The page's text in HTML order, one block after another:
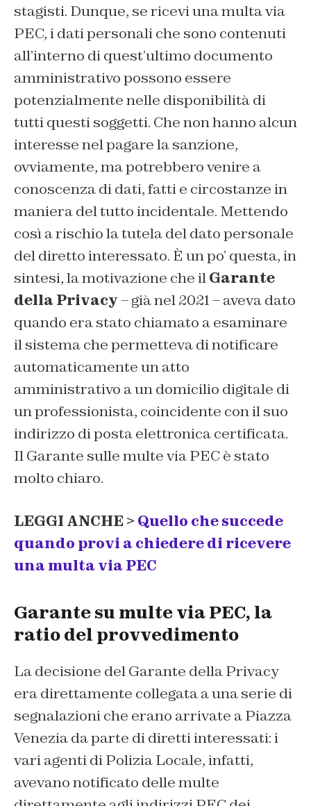
stagisti. Dunque, se ricevi una multa via
PEC, i dati personali che sono contenuti
all’interno di quest’ultimo documento
amministrativo possono essere
potenzialmente nelle disponibilità di
tutti questi soggetti. Che non hanno alcun
interesse nel pagare la sanzione,
ovviamente, ma potrebbero venire a
conoscenza di dati, fatti e circostanze in
maniera del tutto incidentale. Mettendo
così a rischio la tutela del dato personale
del diretto interessato. È un po’ questa, in
sintesi, la motivazione che ilGarante
della Privacy– già nel 2021 – aveva dato
quando era stato chiamato a esaminare
il sistema che permetteva di notificare
automaticamente un atto
amministrativo a un domicilio digitale di
un professionista, coincidente con il suo
indirizzo di posta elettronica certificata.
Il Garante sulle multe via PEC è stato
molto chiaro.
LEGGI ANCHE > Quello che succede
quando provi a chiedere di ricevere
una multa via PEC
Garante su multe via PEC, la
ratiodel provvedimento
La decisione del Garante della Privacy
era direttamente collegata a una serie di
segnalazioni che erano arrivate a Piazza
Venezia da parte di diretti interessati: i
vari agenti di Polizia Locale, infatti,
avevano notificato delle multe